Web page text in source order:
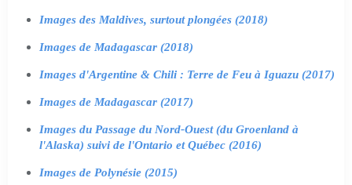
Images des Maldives, surtout plongées (2018)
Images de Madagascar (2018)
Images d'Argentine & Chili : Terre de Feu à Iguazu (2017)
Images de Madagascar (2017)
Images du Passage du Nord-Ouest (du Groenland à
l'Alaska) suivi de l'Ontario et Québec (2016)
Images de Polynésie (2015)